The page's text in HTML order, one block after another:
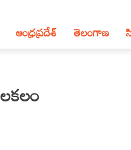
ఆంధ్ర‌ప్ర‌దేశ్‌ తెలంగాణ‌